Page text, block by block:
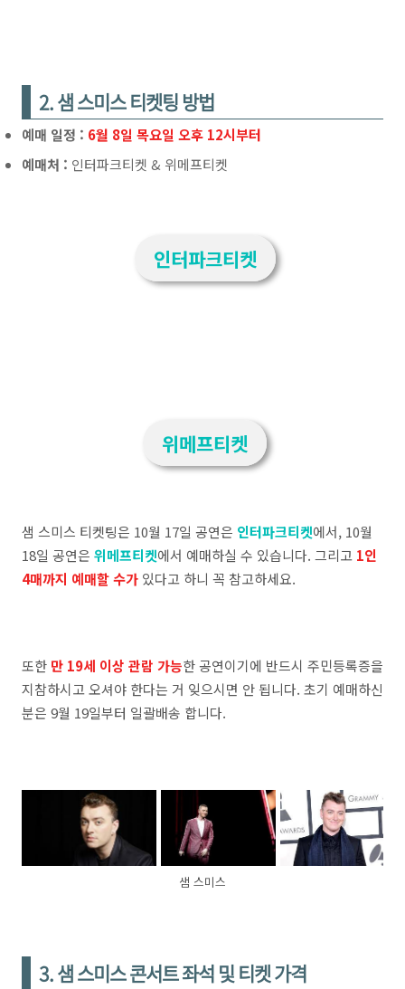
2. 샘 스미스 티켓팅 방법
예매 일정 : 6월 8일 목요일 오후 12시부터
예매처 : 인터파크티켓 & 위메프티켓
인터파크티켓
위메프티켓
샘 스미스 티켓팅은 10월 17일 공연은 인터파크티켓에서, 10월
18일 공연은 위메프티켓에서 예매하실 수 있습니다. 그리고 1인
4매까지 예매할 수가 있다고 하니 꼭 참고하세요.
또한 만 19세 이상 관람 가능한 공연이기에 반드시 주민등록증을
지참하시고 오셔야 한다는 거 잊으시면 안 됩니다. 초기 예매하신
분은 9월 19일부터 일괄배송 합니다.
샘 스미스
3. 샘 스미스 콘서트 좌석 및 티켓 가격